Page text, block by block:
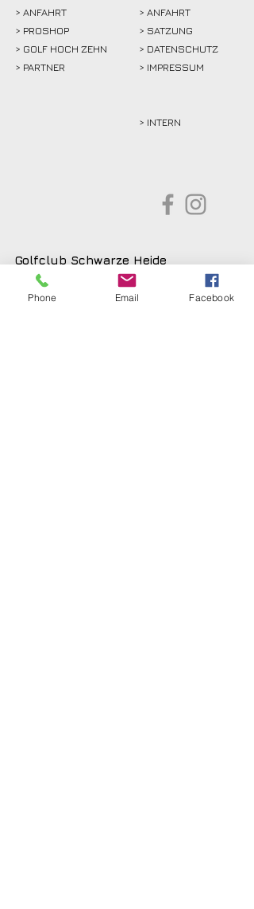
> ANFAHRT
> PROSHOP
> GOLF HOCH ZEHN
> PARTNER
> ANFAHRT
> SATZUNG
> DATENSCHUTZ
> IMPRESSUM
> INTERN
Golfclub Schwarze Heide
Bottrop-Kirchhellen e.V.
Gahlener Straße 44
Phone Email Facebook